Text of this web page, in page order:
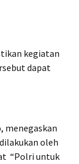
kegiatan
dapat
menegaskan
oleh
“Polri untuk